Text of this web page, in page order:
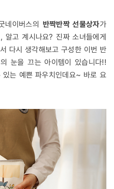
네이버스의 반짝반짝 선물상자가
고 계시나요? 진짜 소녀들에게
다시 생각해보고 구성한 이번 반
눈을 끄는 아이템이 있습니다!!
는 예쁜 파우치인데요~ 바로 요